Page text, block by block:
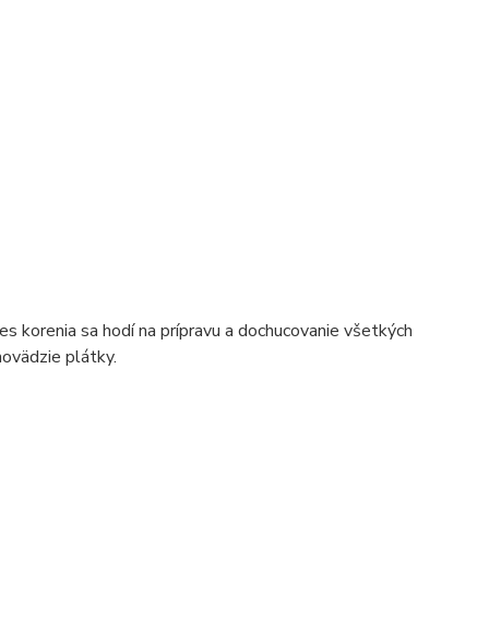
korenia sa hodí na prípravu a dochucovanie všetkých
plátky.